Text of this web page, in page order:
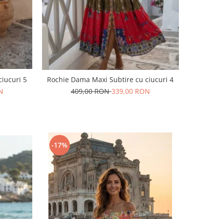
5
Rochie Dama Maxi Subtire cu ciucuri 4
409,00 RON339,00 RON
-17%